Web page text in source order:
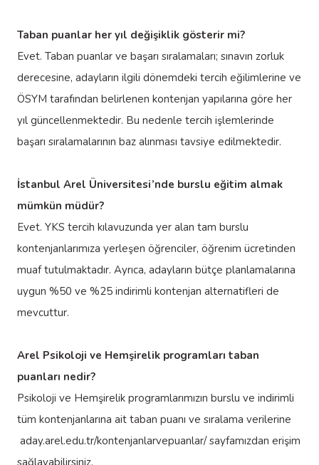
Taban puanlar her yıl değişiklik gösterir mi?
Evet. Taban puanlar ve başarı sıralamaları; sınavın zorluk
derecesine, adayların ilgili dönemdeki tercih eğilimlerine ve
ÖSYM tarafından belirlenen kontenjan yapılarına göre her
yıl güncellenmektedir. Bu nedenle tercih işlemlerinde
başarı sıralamalarının baz alınması tavsiye edilmektedir.
İstanbul Arel Üniversitesi’nde burslu eğitim almak
mümkün müdür?
Evet. YKS tercih kılavuzunda yer alan tam burslu
kontenjanlarımıza yerleşen öğrenciler, öğrenim ücretinden
muaf tutulmaktadır. Ayrıca, adayların bütçe planlamalarına
uygun %50 ve %25 indirimli kontenjan alternatifleri de
mevcuttur.
Arel Psikoloji ve Hemşirelik programları taban
puanları nedir?
Psikoloji ve Hemşirelik programlarımızın burslu ve indirimli
tüm kontenjanlarına ait taban puanı ve sıralama verilerine
aday.arel.edu.tr/kontenjanlarvepuanlar/sayfamızdan erişim
sağlayabilirsiniz.